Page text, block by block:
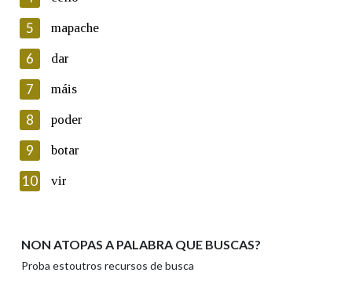
Lin e acepto as condicións da política de
Introduce o código que aparece na imaxe:
Texto de verificación
Enviar
5 mapache
6 dar
7 máis
8 poder
9 botar
10 vir
NON ATOPAS A PALABRA QUE BUSCAS?
Proba estoutros recursos de busca